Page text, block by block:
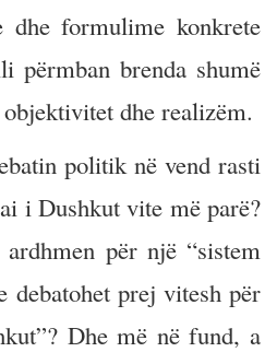
dhe formulime konkrete
brenda shumë
dhe realizëm.
politik në vend rasti
i Dushkut vite më parë?
për një “sistem
debatohet prej vitesh për
Dhe më në fund, a